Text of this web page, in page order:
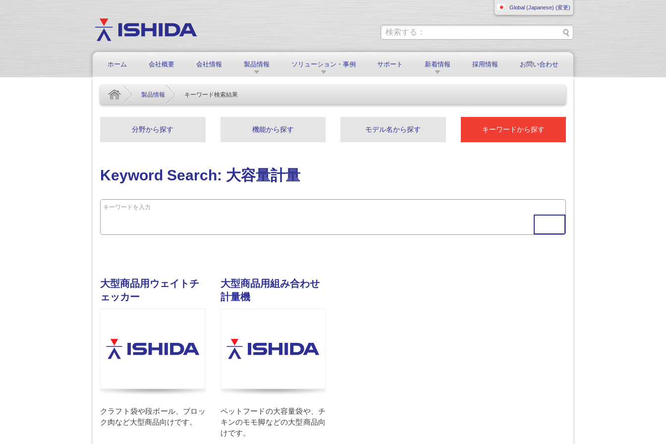
Global (Japanese) (変更)
ホーム 会社概要 会社情報 製品情報 ソリューション・事例 サポート 新着情報 採用情報 お問い合わせ
製品情報 キーワード検索結果
分野から探す 機能から探す モデル名から探す キーワードから探す
Keyword Search: 大容量計量
大型商品用ウェイトチ
ェッカー
クラフト袋や段ボール、ブロッ
ク肉など大型商品向けです。
大型商品用組み合わせ
計量機
ペットフードの大容量袋や、チ
キンのモモ脚などの大型商品向
けです。